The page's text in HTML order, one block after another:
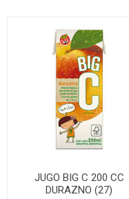
JUGO BIG C 200 CC
DURAZNO (27)